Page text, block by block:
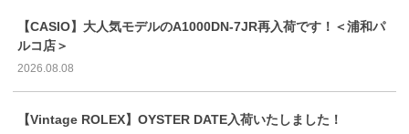
【CASIO】大人気モデルのA1000DN-7JR再入荷です！＜浦和パ
ルコ店＞
2026.08.08
【Vintage ROLEX】OYSTER DATE入荷いたしました！